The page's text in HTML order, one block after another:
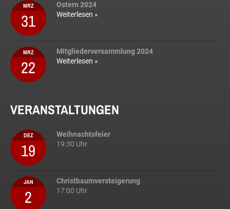
MRZ
31
Ostern 2024
Weiterlesen »
MRZ
22
Mitgliederversammlung 2024
Weiterlesen »
VERANSTALTUNGEN
DEZ
19
Weihnachtsfeier
19:30 Uhr
JAN
2
Christbaumversteigerung
17:00 Uhr